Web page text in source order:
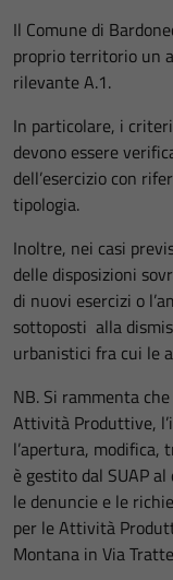
Il Comune di
proprio territorio un
rilevante A.1.
In particolare, i
devono essere
dell’esercizio con
tipologia.
Inoltre, nei casi
delle disposizioni
di nuovi esercizi o
sottoposti alla
urbanistici fra cui le
NB. Si rammenta
Attività Produttive,
l’apertura, modifica,
è gestito dal SUAP
le denuncie e le
per le Attività
Montana in Via